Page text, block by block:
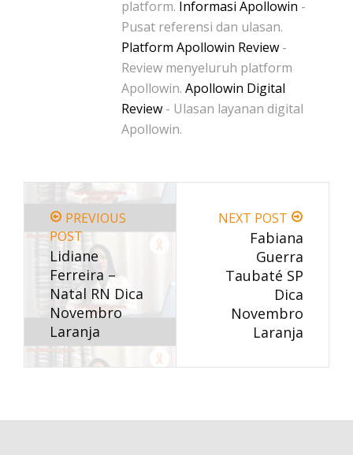
platform. Informasi Apollowin -
Pusat referensi dan ulasan.
Platform Apollowin Review -
Review menyeluruh platform
Apollowin. Apollowin Digital
Review - Ulasan layanan digital
Apollowin.
PREVIOUS
POST
Lidiane
Ferreira –
Natal RN Dica
Novembro
Laranja
NEXT POST
Fabiana
Guerra
Taubaté SP
Dica
Novembro
Laranja